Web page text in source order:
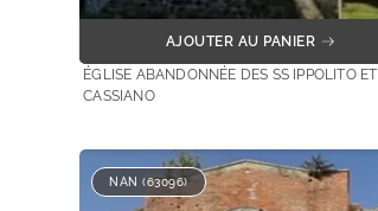
AJOUTER AU PANIER
ÉGLISE ABANDONNÉE DES SS IPPOLITO ET
CASSIANO
NAN (63096)